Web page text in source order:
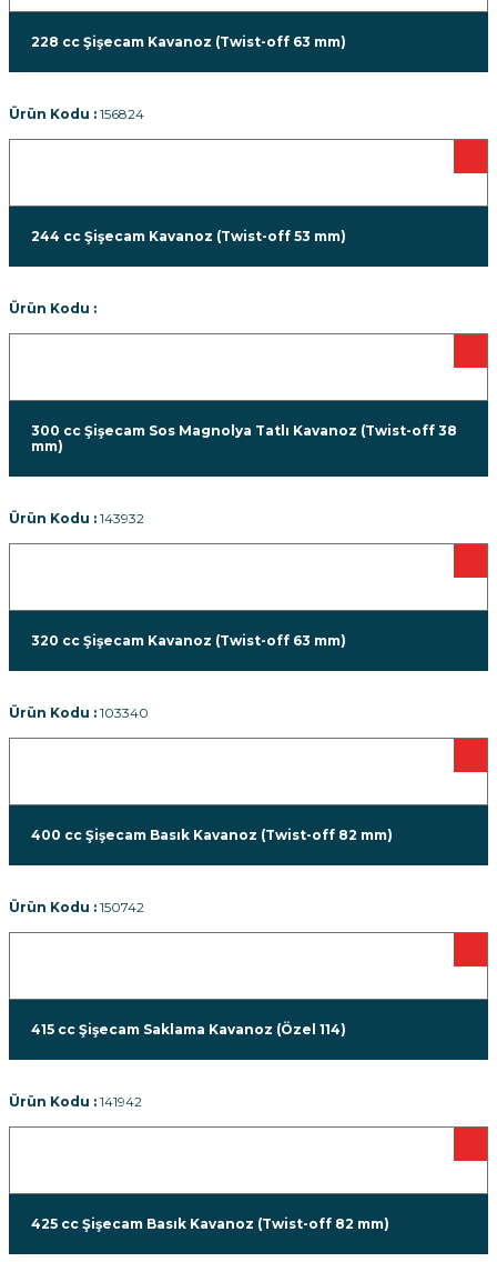
228 cc Şişecam Kavanoz (Twist-off 63 mm)
Ürün Kodu : 156824
244 cc Şişecam Kavanoz (Twist-off 53 mm)
Ürün Kodu :
300 cc Şişecam Sos Magnolya Tatlı Kavanoz (Twist-off 38
mm)
Ürün Kodu : 143932
320 cc Şişecam Kavanoz (Twist-off 63 mm)
Ürün Kodu : 103340
400 cc Şişecam Basık Kavanoz (Twist-off 82 mm)
Ürün Kodu : 150742
415 cc Şişecam Saklama Kavanoz (Özel 114)
Ürün Kodu : 141942
425 cc Şişecam Basık Kavanoz (Twist-off 82 mm)